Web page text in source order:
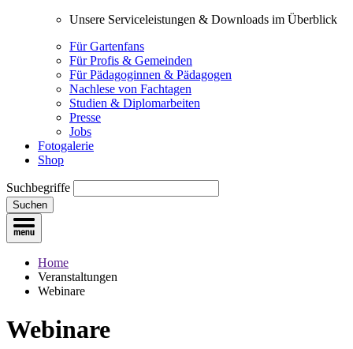
Unsere Serviceleistungen & Downloads im Überblick
Für Gartenfans
Für Profis & Gemeinden
Für Pädagoginnen & Pädagogen
Nachlese von Fachtagen
Studien & Diplomarbeiten
Presse
Jobs
Fotogalerie
Shop
Suchbegriffe
Suchen
Home
Veranstaltungen
Webinare
Webinare